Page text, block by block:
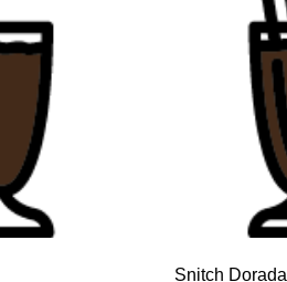
Snitch Dorada